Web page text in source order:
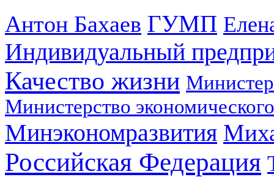
Антон Бахаев ГУМП
Индивидуальный
Качество жизни
Министерство
Минэкономразвития
Российская Федерация